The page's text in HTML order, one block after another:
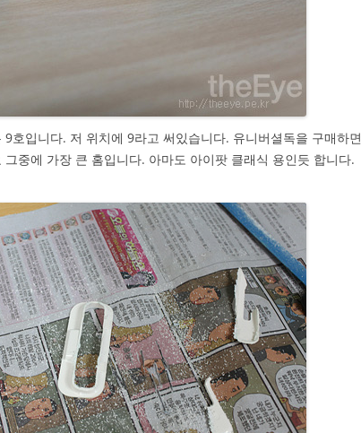
호입니다. 저 위치에 9라고 써있습니다. 유니버셜독을 구매하면
중에 가장 큰 홈입니다. 아마도 아이팟 클래식 용인듯 합니다.